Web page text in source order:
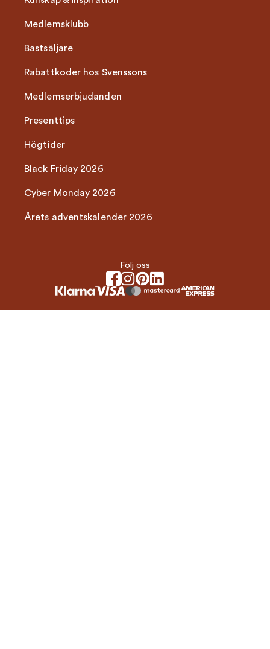
Medlemsklubb
Bästsäljare
Rabattkoder hos Svenssons
Medlemserbjudanden
Presenttips
Högtider
Black Friday 2026
Cyber Monday 2026
Årets adventskalender 2026
Följ oss